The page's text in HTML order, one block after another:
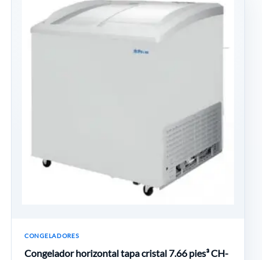
CONGELADORES
Congelador horizontal tapa cristal 7.66 pies³ CH-